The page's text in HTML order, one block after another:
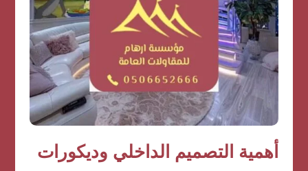
أهمية التصميم الداخلي وديكورات